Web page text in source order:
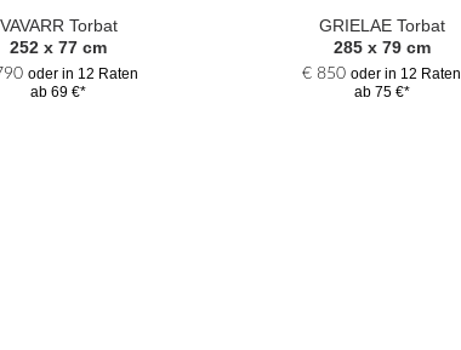
VAVARR Torbat
252 x 77 cm
oder in 12 Raten
ab 69 €*
GRIELAE Torbat
285 x 79 cm
€ 850 oder in 12 Raten
ab 75 €*